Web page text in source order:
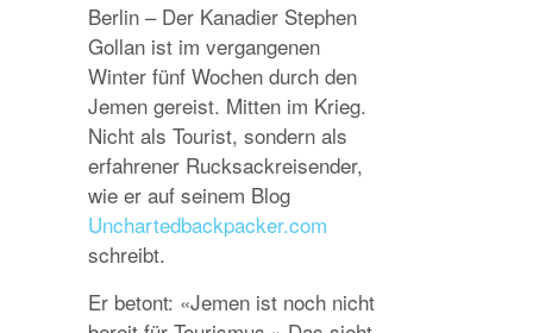
Berlin – Der Kanadier Stephen
Gollan ist im vergangenen
Winter fünf Wochen durch den
Jemen gereist. Mitten im Krieg.
Nicht als Tourist, sondern als
erfahrener Rucksackreisender,
wie er auf seinem Blog
Unchartedbackpacker.com
schreibt.
Er betont: «Jemen ist noch nicht